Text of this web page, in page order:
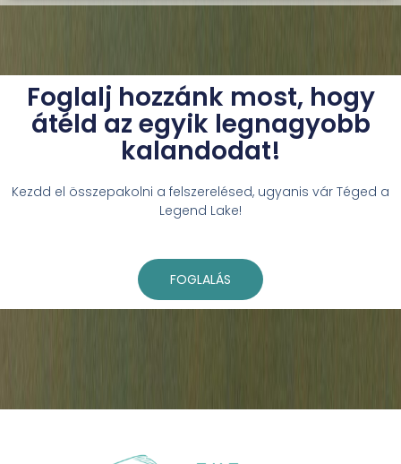
Foglalj hozzánk most, hogy
átéld az egyik legnagyobb
kalandodat!
Kezdd el összepakolni a felszerelésed, ugyanis vár Téged a
Legend Lake!
FOGLALÁS